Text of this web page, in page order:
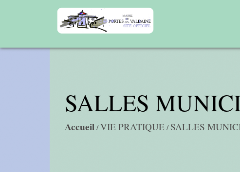
SALLES
Accueil/VIE PRATIQUE/SALLES